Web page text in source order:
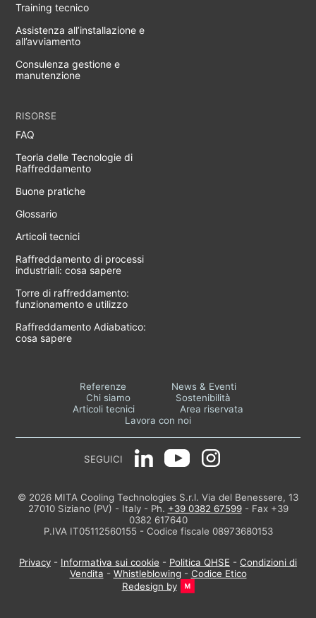
Training tecnico
Assistenza all’installazione e
all’avviamento
Consulenza gestione e
manutenzione
RISORSE
FAQ
Teoria delle Tecnologie di
Raffreddamento
Buone pratiche
Glossario
Articoli tecnici
Raffreddamento di processi
industriali: cosa sapere
Torre di raffreddamento:
funzionamento e utilizzo
Raffreddamento Adiabatico:
cosa sapere
Referenze
News & Eventi
Chi siamo
Sostenibilità
Articoli tecnici
Area riservata
Lavora con noi
SEGUICI
© 2026 MITA Cooling Technologies S.r.l. Via del Benessere, 13
27010 Siziano (PV) - Italy - Ph. +39 0382 67599- Fax +39
0382 617640
P.IVA IT05112560155 - Codice fiscale 08973680153
Privacy - Informativa sui cookie - Politica QHSE - Condizioni di
Vendita - Whistleblowing - Codice Etico
Redesign by